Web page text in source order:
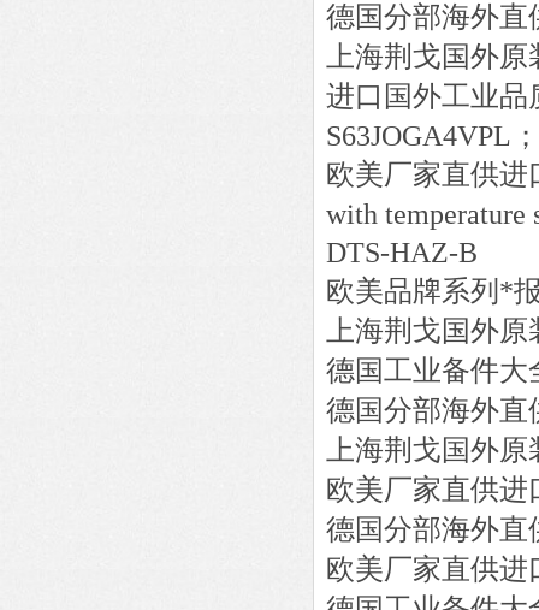
德国分部海外直
上海荆戈国外
进口国外工业品
S63JOGA4VPL
欧美厂家直供进
with temperature
DTS-HAZ-B
欧美品牌系列*
上海荆戈国外
德国工业备件大
德国分部海外直
上海荆戈国外
欧美厂家直供进
德国分部海外直
欧美厂家直供进